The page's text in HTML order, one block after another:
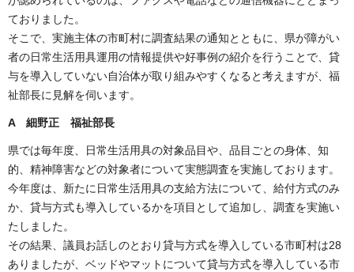
ておりました。
そこで、実施主体の市町村に調査結果の通知とともに、県が障がい
者の日常生活用具運用の情報提供や好事例の紹介を行うことで、貸
与を導入していない自治体が取り組みやすくなると考えますが、福
祉部長に見解を伺います。
A 細野正 福祉部長
県では毎年度、日常生活用具の対象品目や、品目ごとの身体、知
的、精神障害などの対象者について実態調査を実施しております。
今年度は、新たに日常生活用具の支給方法について、給付方式のみ
か、貸与方式も導入しているかを項目として追加し、調査を実施い
たしました。
その結果、議員お話しのとおり貸与方式を導入している市町村は28
ありましたが、ベッドやマットについて貸与方式を導入している市